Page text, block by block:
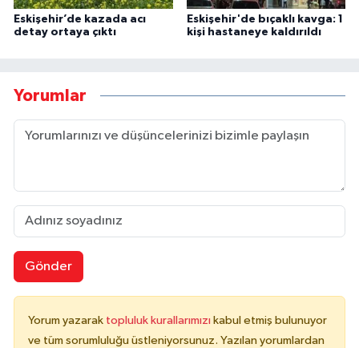
Eskişehir’de kazada acı
detay ortaya çıktı
Eskişehir'de bıçaklı kavga: 1
kişi hastaneye kaldırıldı
Yorumlar
Gönder
Yorum yazarak topluluk kurallarımızı kabul etmiş bulunuyor
ve tüm sorumluluğu üstleniyorsunuz. Yazılan yorumlardan